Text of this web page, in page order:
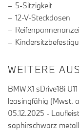
5-Sitzigkeit
12-V-Steckdosen
WEITERE
BMW X1 sDrive18i
leasingfähig (Mwst.
05.12.2025 -
saphirschwarz